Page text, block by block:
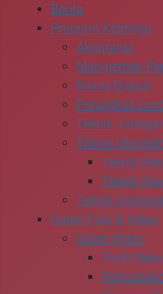
Berita
Program Keahlian
Akuntansi
Manajemen
Bisnis Digital
Perangkat
Teknik
Teknik
Teknik
Teknik
Teknik
Galeri Foto & Video
Galeri Video
Profil